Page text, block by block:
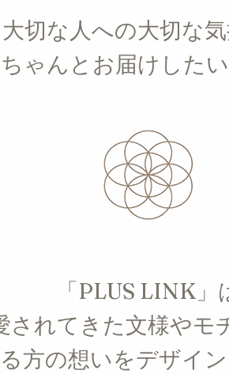
大切な人への大切な
ちゃんとお届けしたい
「PLUS LINK」
されてきた文様やモ
方の想いをデザイ